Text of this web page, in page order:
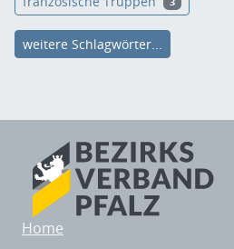
weitere Schlagwörter...
Home